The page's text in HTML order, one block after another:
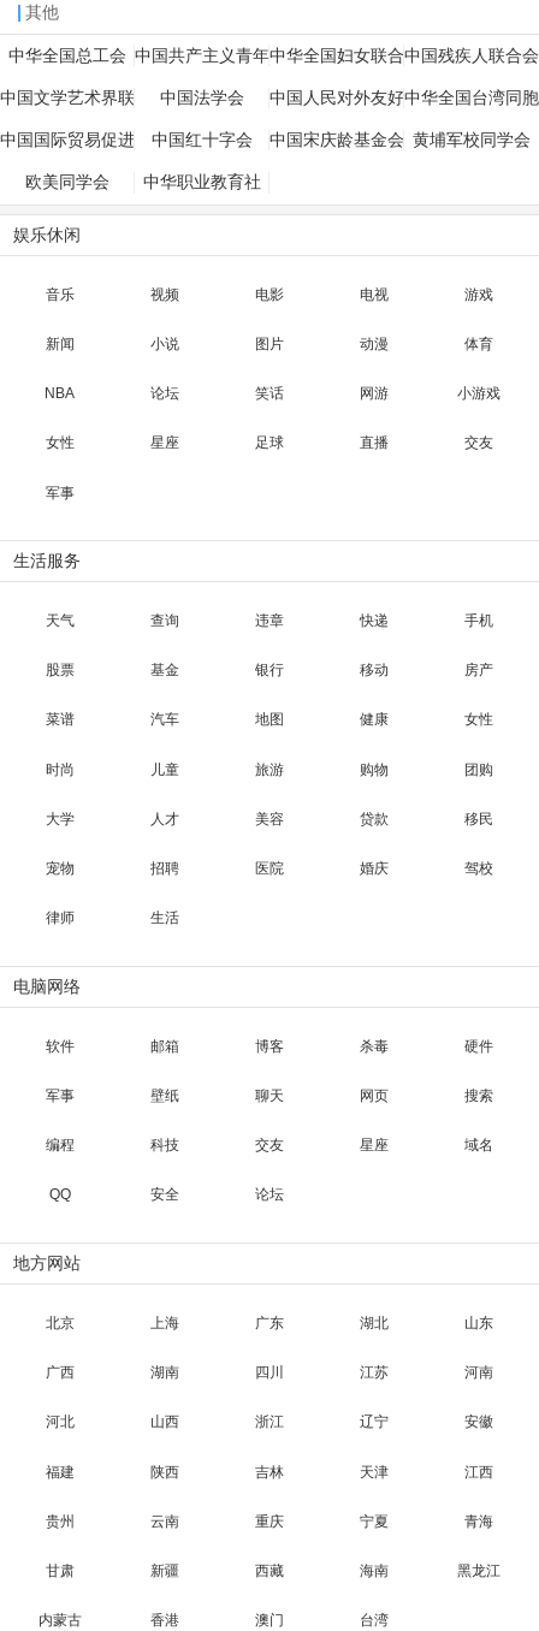
其他
中华全国总工会 中国共产主义青年
团
中华全国妇女联合
会
中国残疾人联合会
中国文学艺术界联
合会
中国法学会 中国人民对外友好
协会
中华全国台湾同胞
联谊会
中国国际贸易促进
委员会
中国红十字会 中国宋庆龄基金会 黄埔军校同学会
欧美同学会 中华职业教育社
娱乐休闲
音乐 视频 电影 电视 游戏
新闻 小说 图片 动漫 体育
NBA 论坛 笑话 网游 小游戏
女性 星座 足球 直播 交友
军事
生活服务
天气 查询 违章 快递 手机
股票 基金 银行 移动 房产
菜谱 汽车 地图 健康 女性
时尚 儿童 旅游 购物 团购
大学 人才 美容 贷款 移民
宠物 招聘 医院 婚庆 驾校
律师 生活
电脑网络
软件 邮箱 博客 杀毒 硬件
军事 壁纸 聊天 网页 搜索
编程 科技 交友 星座 域名
QQ 安全 论坛
地方网站
北京 上海 广东 湖北 山东
广西 湖南 四川 江苏 河南
河北 山西 浙江 辽宁 安徽
福建 陕西 吉林 天津 江西
贵州 云南 重庆 宁夏 青海
甘肃 新疆 西藏 海南 黑龙江
内蒙古 香港 澳门 台湾